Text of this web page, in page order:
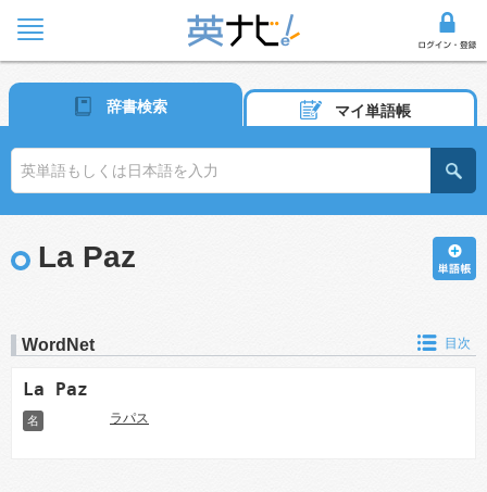
辞書検索 マイ単語帳
La Paz
WordNet 目次
La Paz
名 ラパス